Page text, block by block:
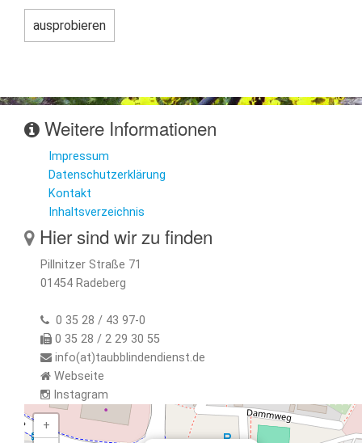
Weitere Informationen
Impressum
Datenschutzerklärung
Kontakt
Inhaltsverzeichnis
Hier sind wir zu finden
Pillnitzer Straße 71
01454 Radeberg
0 35 28 / 43 97-0
0 35 28 / 2 29 30 55
info(at)taubblindendienst.de
Webseite
Instagram
+